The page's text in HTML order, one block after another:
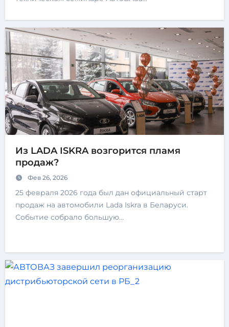
Из LADA ISKRA возгорится пламя
продаж?
Фев 26, 2026
25 февраля 2026 года был дан официальный старт
продаж на автомобили Lada Iskra в Беларуси.
Событие собрало большую…